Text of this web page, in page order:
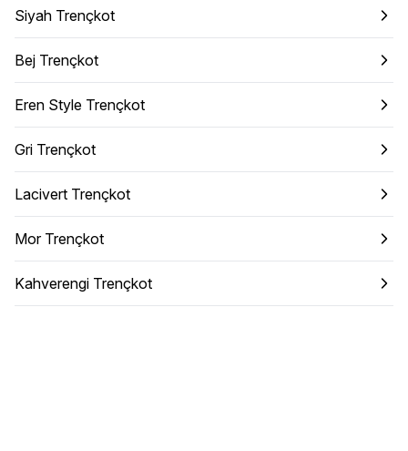
Siyah Trençkot
Bej Trençkot
Eren Style Trençkot
Gri Trençkot
Lacivert Trençkot
Mor Trençkot
Kahverengi Trençkot